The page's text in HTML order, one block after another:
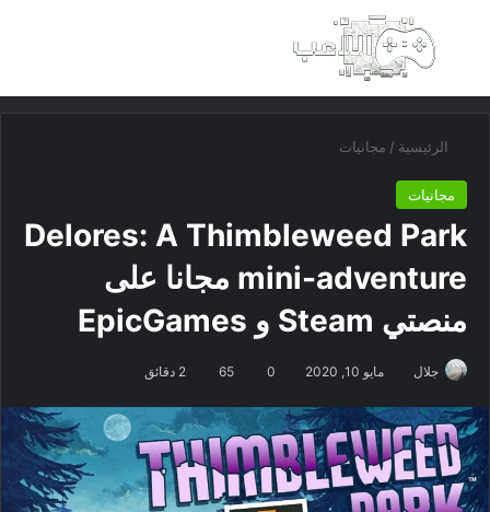
بحث عن
الرئيسية / مجانيات
مجانيات
Delores: A Thimbleweed Park
mini-adventure مجانا على
منصتي Steam و EpicGames
جلال مايو 10, 2020 0
65